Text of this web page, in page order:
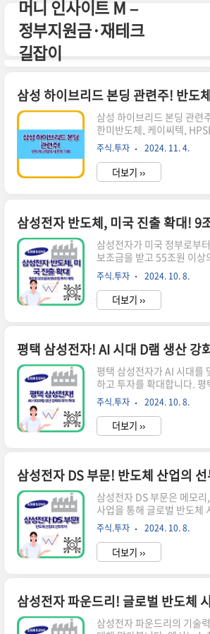
본문 바로가기
머니 인사이트 M –
정부지원금·재테크
길잡이
삼성 하이브리드 본딩 관련
한미반도체, 케이씨텍,
요 기업들의 기술과 전망을
살펴봅니다.하이브리드 본
리드 본딩은 반도체 칩을 연
입니다.이 기술은 기존의 방
의 주가에도 영향을 미치고
드 본딩의 장점칩 크기 감소:
기능을 넣을 수 있습니다.
빨라져 칩의 성능이 좋아집
전력으로 더 많은 일을 할
미치는 영향하이브리드 본
퓨터, 인공지능 기기..
주식.투자 2024. 11. 4.
더보기 ››
삼성전자가 미국 정부로부
보조금을 받고 55조원 이상
습니다. 미국 내 반도체 생산
예상됩니다.삼성전자의 미
성전자가 미국 반도체 시장
했습니다. 이는 글로벌 반도
8조 9천억 원)의 현금 보조
습니다. 이는 '반도체 지원
것으로, 미국 내에서 생산되
기 위한 전략의 일환입니다.
삼성전자는 이 보조금을 받
달러(약 55조 원) 이상을 투
2021년 텍사..
주식.투자 2024. 10. 8.
더보기 ››
평택 삼성전자! AI 시대 D램 생산 강
평택 삼성전자가 AI 시대를
하고 투자를 확대합니다.
최첨단 D램 생산 예정, 올해
등 주요 내용을 살펴봅니다.
생산 강화 전략 AI 시대의 메
능(AI) 기술의 발전으로 메
습니다. AI 학습과 추론에 필
수요가 급증하면서, 삼성전
해 생산 능력을 확대하고
의 역할평택4공장(P4)은
화 전략에서 중요한 역할을
드리 전용 클린룸으로 계획
수요 증가에..
주식.투자 2024. 10. 8.
더보기 ››
삼성전자 DS 부문! 반도체 산업의
삼성전자 DS 부문은 메모
사업을 통해 글로벌 반도체
첨단 기술과 생산 역량으로
핵심 산업을 이끌어갑니다.
Solutions) 부문은 글로벌
는 핵심 사업부로, 메모리와
자 DS 부문의 현황과 전망을
DS 부문 개요 삼성전자 DS
업 영역 중 하나로, 반도체
주식.투자 2024. 10. 8.
더보기 ››
삼성전자 파운드리의 기술